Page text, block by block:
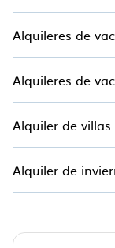
Alquileres de
Alquileres de
Alquiler de villas
Alquiler de